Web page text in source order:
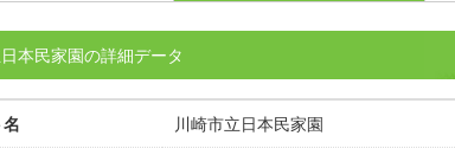
本民家園の詳細データ
川崎市立日本民家園